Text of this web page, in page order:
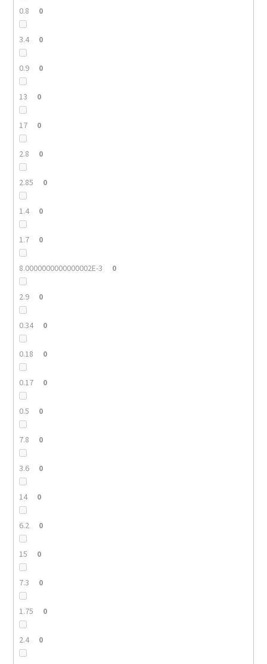
0.8 0
3.4 0
0.9 0
13 0
17 0
2.8 0
2.85 0
1.4 0
1.7 0
8.0000000000000002E-3 0
2.9 0
0.34 0
0.18 0
0.17 0
0.5 0
7.8 0
3.6 0
14 0
6.2 0
15 0
7.3 0
1.75 0
2.4 0